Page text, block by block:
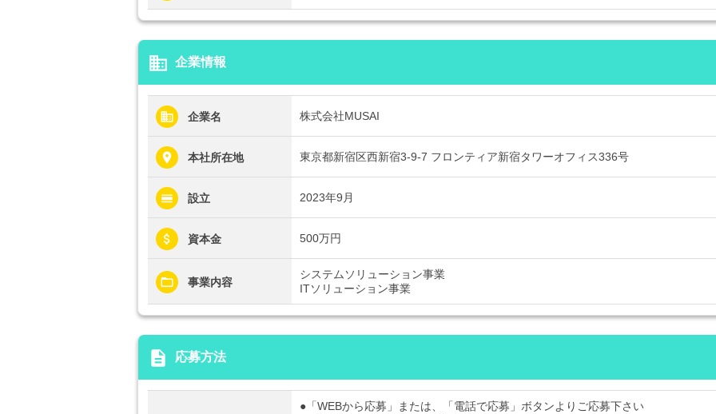
business 企業情報
企業名 株式会社MUSAI
本社所在地 東京都新宿区西新宿3-9-7 フロンティア新宿タワーオフィス336号
設立 2023年9月
資本金 500万円
事業内容
システムソリューション事業
ITソリューション事業
description 応募方法
●「WEBから応募」または、「電話で応募」ボタンよりご応募下さい